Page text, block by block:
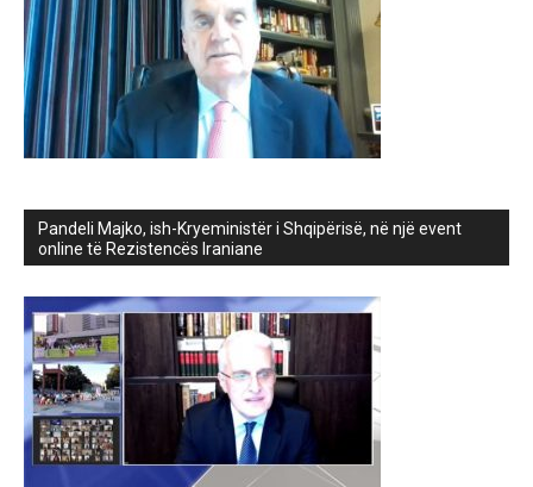
Pandeli Majko, ish-Kryeministër i Shqipërisë, në një event
online të Rezistencës Iraniane